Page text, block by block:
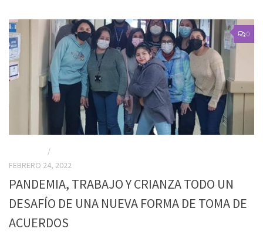
0
/
FEBRERO 24, 2022
PANDEMIA, TRABAJO Y CRIANZA TODO UN
DESAFÍO DE UNA NUEVA FORMA DE TOMA DE
ACUERDOS